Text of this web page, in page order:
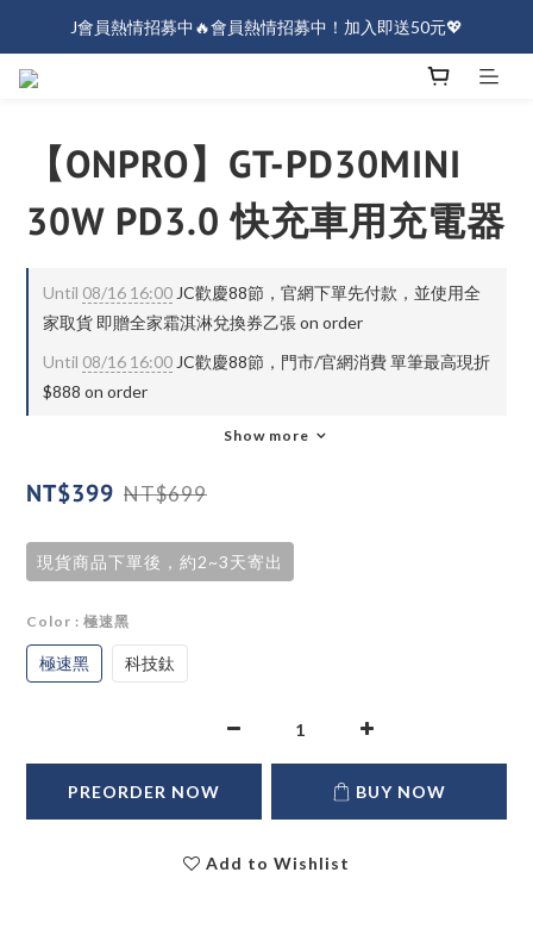
J會員熱情招募中🔥會員熱情招募中！加入即送50元💖
J會員熱情招募中🔥會員熱情招募中！加入即送50元💖
【ONPRO】GT-PD30MINI
30W PD3.0 快充車用充電器
Until 08/16 16:00JC歡慶88節，官網下單先付款，並使用全
家取貨 即贈全家霜淇淋兌換券乙張 on order
Until 08/16 16:00JC歡慶88節，門市/官網消費 單筆最高現折
$888 on order
Show more
NT$399 NT$699
現貨商品下單後，約2~3天寄出
Color : 極速黑
極速黑 科技鈦
PREORDER NOW BUY NOW
Add to Wishlist